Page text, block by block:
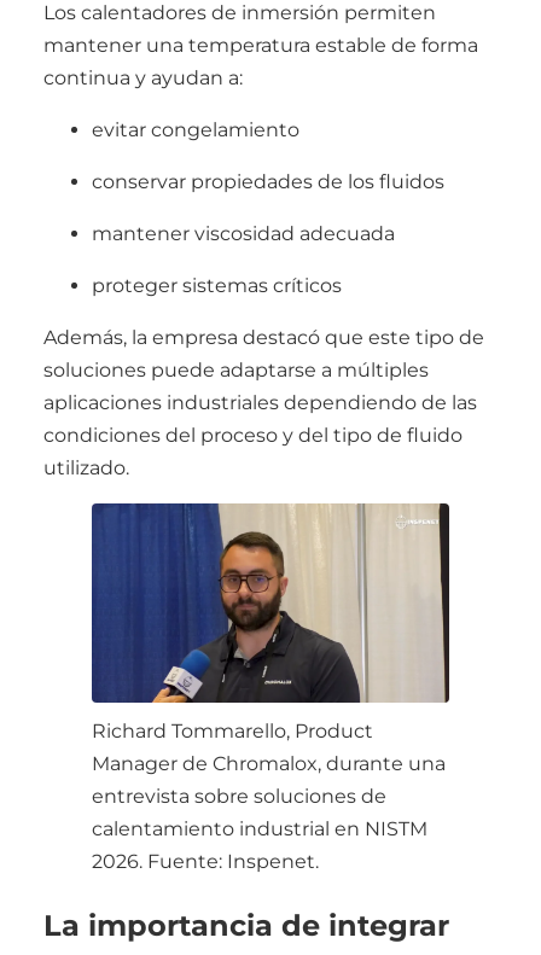
Los calentadores de inmersión permiten
mantener una temperatura estable de forma
continua y ayudan a:
evitar congelamiento
conservar propiedades de los fluidos
mantener viscosidad adecuada
proteger sistemas críticos
Además, la empresa destacó que este tipo de
soluciones puede adaptarse a múltiples
aplicaciones industriales dependiendo de las
condiciones del proceso y del tipo de fluido
utilizado.
Richard Tommarello, Product
Manager de Chromalox, durante una
entrevista sobre soluciones de
calentamiento industrial en NISTM
2026. Fuente: Inspenet.
La importancia de integrar